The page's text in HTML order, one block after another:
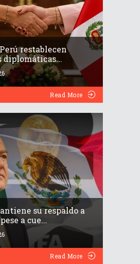
restablecen
diplomáticas...
Read More
su respaldo a
a cue...
Read More